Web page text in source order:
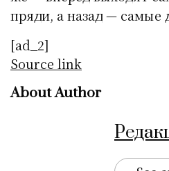
пряди, а назад — самые
[ad_2]
Source link
About Author